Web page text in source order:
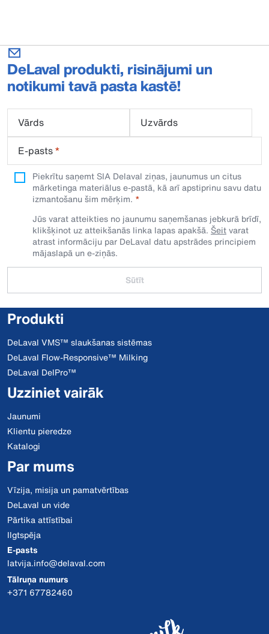
DeLaval produkti, risinājumi un
notikumi tavā pasta kastē!
Vārds
Uzvārds
E-pasts*
Piekrītu saņemt SIA Delaval ziņas, jaunumus un citus
mārketinga materiālus e-pastā, kā arī apstiprinu savu datu
izmantošanu šim mērķim.
Jūs varat atteikties no jaunumu saņemšanas jebkurā brīdī,
klikšķinot uz atteikšanās linka lapas apakšā. Šeitvarat
atrast informāciju par DeLaval datu apstrādes principiem
mājaslapā un e-ziņās.
Sūtīt
Produkti
DeLaval VMS™ slaukšanas sistēmas
DeLaval Flow-Responsive™ Milking
DeLaval DelPro™
Uzziniet vairāk
Jaunumi
Klientu pieredze
Katalogi
Par mums
Vīzija, misija un pamatvērtības
DeLaval un vide
Pārtika attīstībai
Ilgtspēja
E-pasts
latvija.info@delaval.com
Tālruņa numurs
+371 67782460